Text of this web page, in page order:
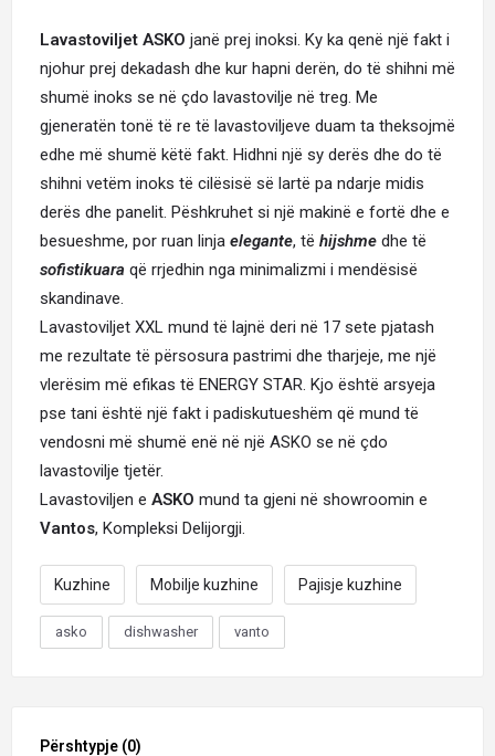
Lavastoviljet ASKO janë prej inoksi. Ky ka qenë një fakt i
njohur prej dekadash dhe kur hapni derën, do të shihni më
shumë inoks se në çdo lavastovilje në treg. Me
gjeneratën tonë të re të lavastoviljeve duam ta theksojmë
edhe më shumë këtë fakt. Hidhni një sy derës dhe do të
shihni vetëm inoks të cilësisë së lartë pa ndarje midis
derës dhe panelit. Pëshkruhet si një makinë e fortë dhe e
besueshme, por ruan linja elegante, të hijshme dhe të
sofistikuara që rrjedhin nga minimalizmi i mendësisë
skandinave.
Lavastoviljet XXL mund të lajnë deri në 17 sete pjatash
me rezultate të përsosura pastrimi dhe tharjeje, me një
vlerësim më efikas të ENERGY STAR. Kjo është arsyeja
pse tani është një fakt i padiskutueshëm që mund të
vendosni më shumë enë në një ASKO se në çdo
lavastovilje tjetër.
Lavastoviljen e ASKO mund ta gjeni në showroomin e
Vantos, Kompleksi Delijorgji.
Kuzhine Mobilje kuzhine Pajisje kuzhine
asko dishwasher vanto
Përshtypje (0)